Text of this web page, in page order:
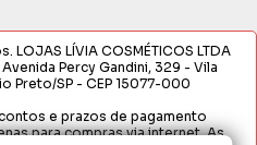
LÍVIA COSMÉTICOS LTDA
Percy Gandini, 329 - Vila
Preto/SP - CEP 15077-000
e prazos de pagamento
para compras via internet. As